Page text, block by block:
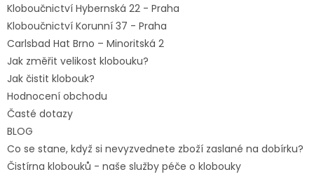
Kloboučnictví Hybernská 22 - Praha
Kloboučnictví Korunní 37 - Praha
Carlsbad Hat Brno – Minoritská 2
Jak změřit velikost klobouku?
Jak čistit klobouk?
Hodnocení obchodu
Časté dotazy
BLOG
Co se stane, když si nevyzvednete zboží zaslané na dobírku?
Čistírna klobouků - naše služby péče o klobouky